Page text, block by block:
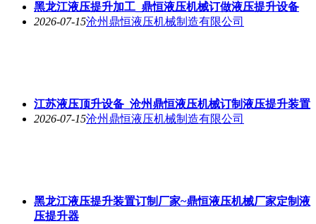
黑龙江液压提升加工_鼎恒液压机械订做液压提升设备
2026-07-15沧州鼎恒液压机械制造有限公司
江苏液压顶升设备_沧州鼎恒液压机械订制液压提升装置
2026-07-15沧州鼎恒液压机械制造有限公司
黑龙江液压提升装置订制厂家~鼎恒液压机械厂家定制液
压提升器